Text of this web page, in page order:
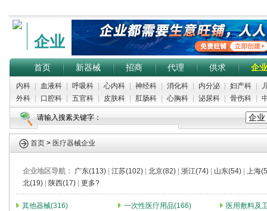
企业
首页 新器械 招商 代理 供求 企业
内科 血液科 呼吸科 心内科 神经科 消化科 内分泌 妇产科
外科
口腔科 五官科 皮肤科 肛肠科 心胸科 泌尿科 骨伤科
请输入搜素关键字：
首页 > 医疗器械企业
企业地区导航： 广东(113) 江苏(102) 北京(82) 浙江(74) 山东(54)
上海
北(19)
陕西(17) 更多?
其他器械(316) 一次性医疗用品(166)
医用敷料及